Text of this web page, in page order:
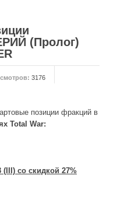
(Пролог)
3176
позиции фракций в
Total War:
(III) со скидкой 27%